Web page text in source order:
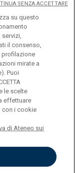
su questo
il consenso,
profilazione
mirate a
Puoi
le scelte
effettuare
con i cookie
di Ateneo sui
SENZA ACCETTARE